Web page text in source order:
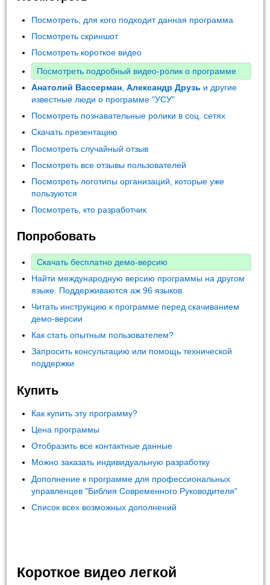
Посмотреть, для кого подходит данная программа
Посмотреть скриншот
Посмотреть короткое видео
Посмотреть подробный видео-ролик о программе
Анатолий Вассерман ,Александр Друзь и другие
известные люди о программе "УСУ"
Посмотреть познавательные ролики в соц. сетях
Скачать презентацию
Посмотреть случайный отзыв
Посмотреть все отзывы пользователей
Посмотреть логотипы организаций, которые уже
пользуются
Посмотреть, кто разработчик
Попробовать
Скачать бесплатно демо-версию
Найти международную версию программы на другом
языке. Поддерживаются аж 96 языков
Читать инструкцию к программе перед скачиванием
демо-версии
Как стать опытным пользователем?
Запросить консультацию или помощь технической
поддержки
Купить
Как купить эту программу?
Цена программы
Отобразить все контактные данные
Можно заказать индивидуальную разработку
Дополнение к программе для профессиональных
управленцев "Библия Современного Руководителя"
Список всех возможных дополнений
Короткое видео легкой